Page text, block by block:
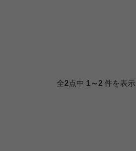
全2点中 1～2 件を表示